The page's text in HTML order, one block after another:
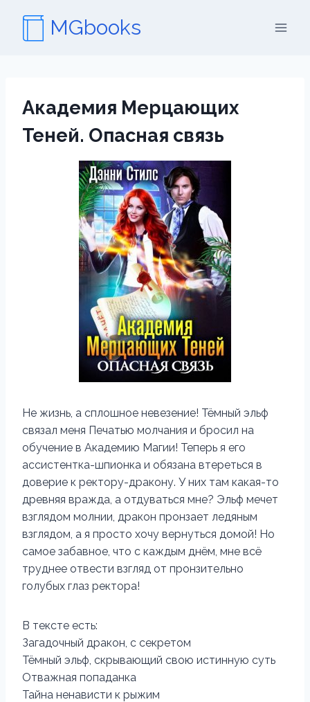
содержимому
MGbooks
Академия Мерцающих
Теней. Опасная связь
Не жизнь, а сплошное невезение! Тёмный эльф
связал меня Печатью молчания и бросил на
обучение в Академию Магии! Теперь я его
ассистентка-шпионка и обязана втереться в
доверие к ректору-дракону. У них там какая-то
древняя вражда, а отдуваться мне? Эльф мечет
взглядом молнии, дракон пронзает ледяным
взглядом, а я просто хочу вернуться домой! Но
самое забавное, что с каждым днём, мне всё
труднее отвести взгляд от пронзительно
голубых глаз ректора!
В тексте есть:
Загадочный дракон, с секретом
Тёмный эльф, скрывающий свою истинную суть
Отважная попаданка
Тайна ненависти к рыжим